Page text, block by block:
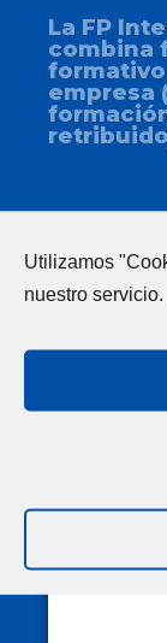
La FP
combina
empresa
Utilizamos
nuestro servicio.